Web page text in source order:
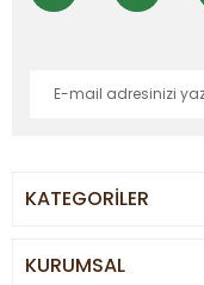
KATEGORİLER
KURUMSAL